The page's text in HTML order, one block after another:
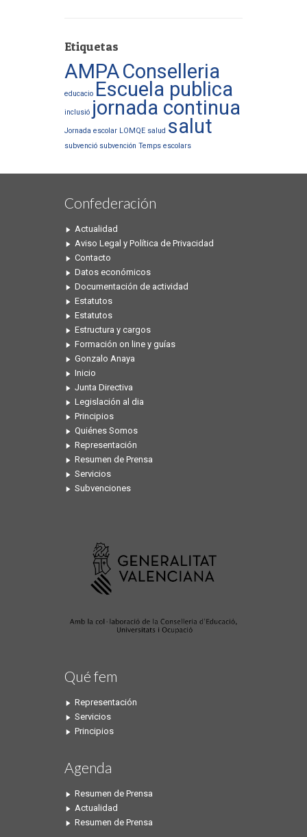
Etiquetas
AMPAConselleria
educacio Escuela publica
inclusió jornada continua
Jornada escolar LOMQE salud salut
subvenció subvención Temps escolars
Confederación
Actualidad
Aviso Legal y Política de Privacidad
Contacto
Datos económicos
Documentación de actividad
Estatutos
Estatutos
Estructura y cargos
Formación on line y guías
Gonzalo Anaya
Inicio
Junta Directiva
Legislación al dia
Principios
Quiénes Somos
Representación
Resumen de Prensa
Servicios
Subvenciones
Qué fem
Representación
Servicios
Principios
Agenda
Resumen de Prensa
Actualidad
Resumen de Prensa